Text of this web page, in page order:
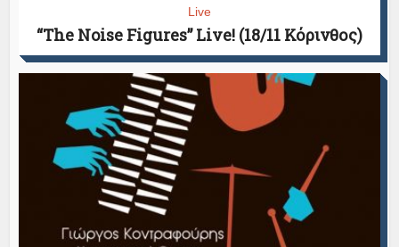
Live
“The Noise Figures” Live! (18/11 Κόρινθος)